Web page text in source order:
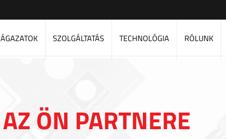
ÁGAZATOK SZOLGÁLTATÁS TECHNOLÓGIA RÓLUNK
AZ ÖN PARTNERE